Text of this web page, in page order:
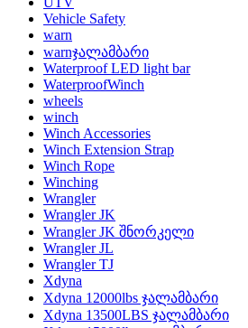
Vehicle Safety
warn
warnჯალამბარი
Waterproof LED light bar
WaterproofWinch
wheels
winch
Winch Accessories
Winch Extension Strap
Winch Rope
Winching
Wrangler
Wrangler JK
Wrangler JK შნორკელი
Wrangler JL
Wrangler TJ
Xdyna
Xdyna 12000lbs ჯალამბარი
Xdyna 13500LBS ჯალამბარი